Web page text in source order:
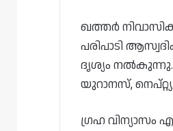
ഖത്തർ
പരിപാടി
ദൃശ്യം നൽകുന്നു.
യുറാനസ്,
ഗ്രഹ